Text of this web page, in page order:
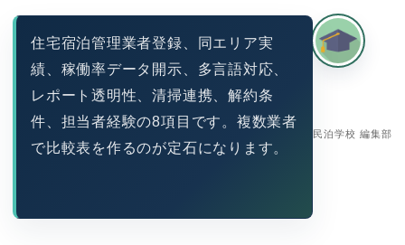
民泊学校 編集部
住宅宿泊管理業者登録、同エリア実
績、稼働率データ開示、多言語対応、
レポート透明性、清掃連携、解約条
件、担当者経験の8項目です。複数業者
で比較表を作るのが定石になります。